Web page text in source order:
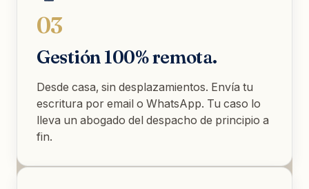
03
Gestión 100% remota.
Desde casa, sin desplazamientos. Envía tu
escritura por email o WhatsApp. Tu caso lo
lleva un abogado del despacho de principio a
fin.